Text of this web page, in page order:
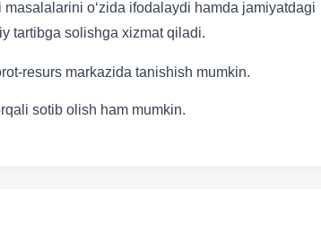
o‘zida ifodalaydi hamda jamiyatdagi
tartibga solishga xizmat qiladi.
resurs markazida tanishish mumkin.
sotib olish ham mumkin.